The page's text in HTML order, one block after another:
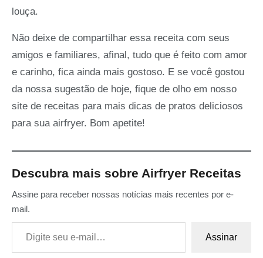
louça.
Não deixe de compartilhar essa receita com seus
amigos e familiares, afinal, tudo que é feito com amor
e carinho, fica ainda mais gostoso. E se você gostou
da nossa sugestão de hoje, fique de olho em nosso
site de receitas para mais dicas de pratos deliciosos
para sua airfryer. Bom apetite!
Descubra mais sobre Airfryer Receitas
Assine para receber nossas notícias mais recentes por e-
mail.
Digite seu e-mail…
Assinar